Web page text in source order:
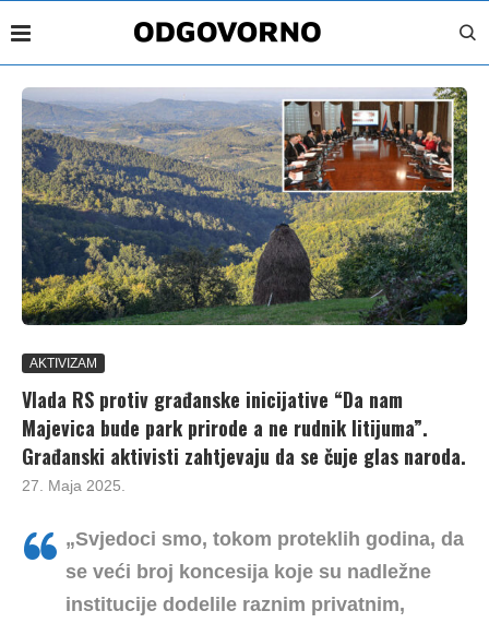
AKTIVIZAM
Vlada RS protiv građanske inicijative “Da nam
Majevica bude park prirode a ne rudnik litijuma”.
Građanski aktivisti zahtjevaju da se čuje glas naroda.
27. Maja 2025.
„Svjedoci smo, tokom proteklih godina, da
se veći broj koncesija koje su nadležne
institucije dodelile raznim privatnim,